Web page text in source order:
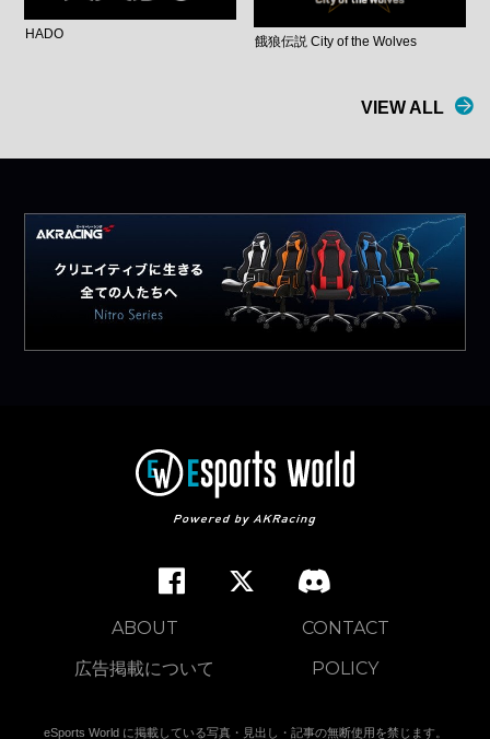
HADO
餓狼伝説 City of the Wolves
VIEW ALL
ABOUT
CONTACT
広告掲載について
POLICY
eSports World に掲載している写真・見出し・記事の無断使用を禁じます。